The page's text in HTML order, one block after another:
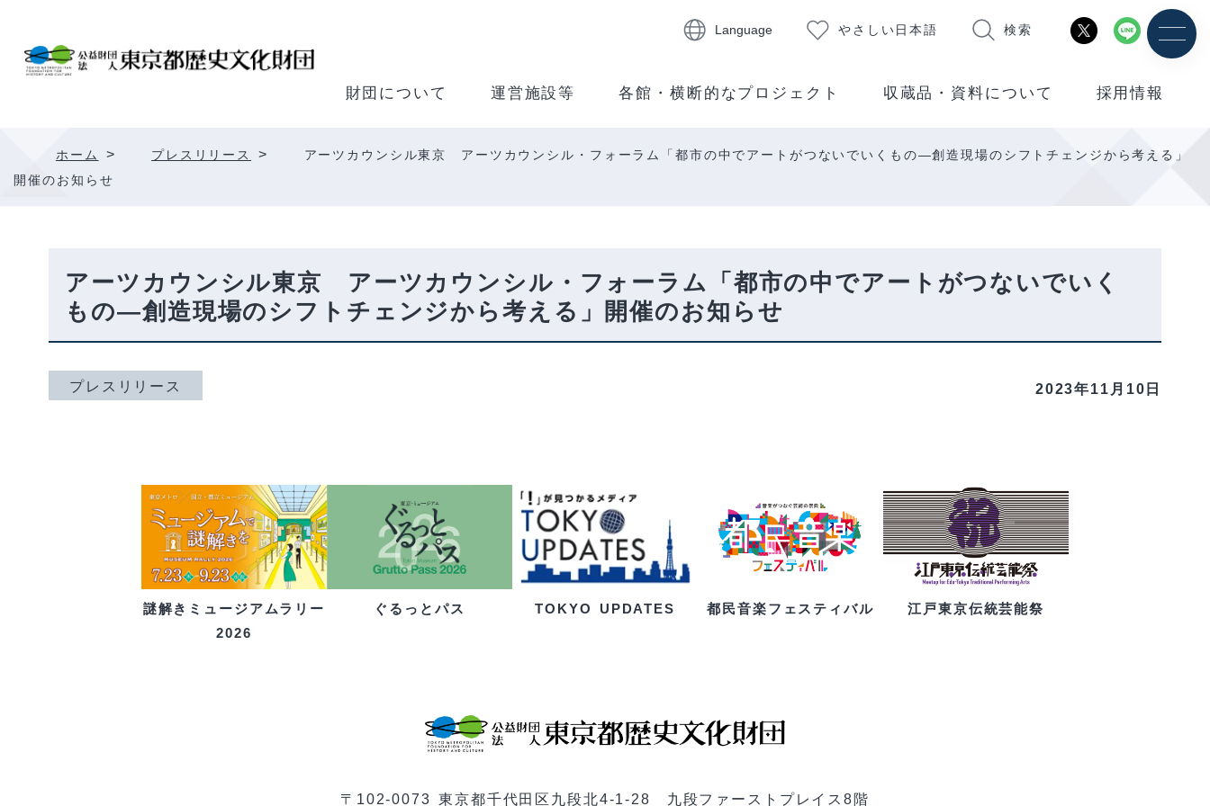
Language やさしい日本語 検索
財団について 運営施設等 各館・横断的なプロジェクト 収蔵品・資料について 採用情報
ホーム > プレスリリース >
アーツカウンシル東京 アーツカウンシル・フォーラム「都市の中でアートがつないでいくもの―創造現場のシフトチェンジから考える」
開催のお知らせ
アーツカウンシル東京 アーツカウンシル・フォーラム「都市の中でアートがつないでいく
もの―創造現場のシフトチェンジから考える」開催のお知らせ
プレスリリース 2023年11月10日
謎解きミュージアムラリー
2026
ぐるっとパス TOKYO UPDATES 都民音楽フェスティバル 江戸東京伝統芸能祭
〒102-0073 東京都千代田区九段北4-1-28 九段ファーストプレイス8階